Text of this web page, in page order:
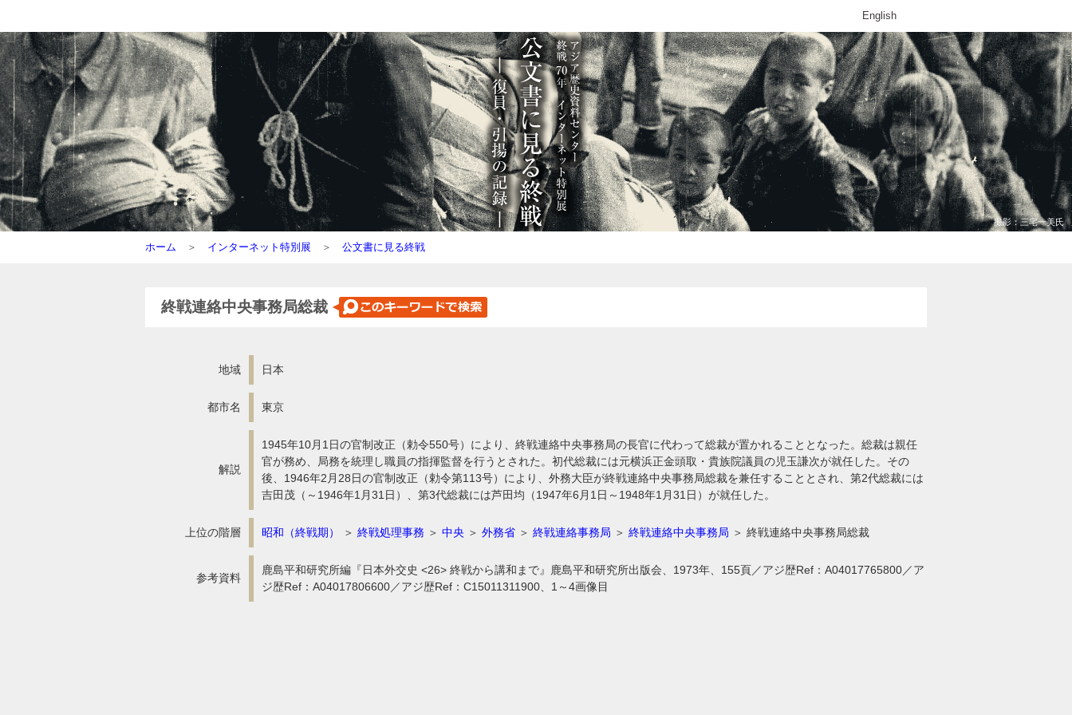
English
撮影：三宅一美氏
ホーム ＞ インターネット特別展 ＞ 公文書に見る終戦
終戦連絡中央事務局総裁
地域 日本
都市名 東京
解説
1945年10月1日の官制改正（勅令550号）により、終戦連絡中央事務局の長官に代わって総裁が置かれることとなった。総裁は親任
官が務め、局務を統理し職員の指揮監督を行うとされた。初代総裁には元横浜正金頭取・貴族院議員の児玉謙次が就任した。その
後、1946年2月28日の官制改正（勅令第113号）により、外務大臣が終戦連絡中央事務局総裁を兼任することとされ、第2代総裁には
吉田茂（～1946年1月31日）、第3代総裁には芦田均（1947年6月1日～1948年1月31日）が就任した。
上位の階層 昭和（終戦期） ＞ 終戦処理事務 ＞ 中央 ＞ 外務省 ＞ 終戦連絡事務局 ＞ 終戦連絡中央事務局 ＞ 終戦連絡中央事務局総裁
参考資料
鹿島平和研究所編『日本外交史 <26> 終戦から講和まで』鹿島平和研究所出版会、1973年、155頁／アジ歴Ref：A04017765800／ア
ジ歴Ref：A04017806600／アジ歴Ref：C15011311900、1～4画像目